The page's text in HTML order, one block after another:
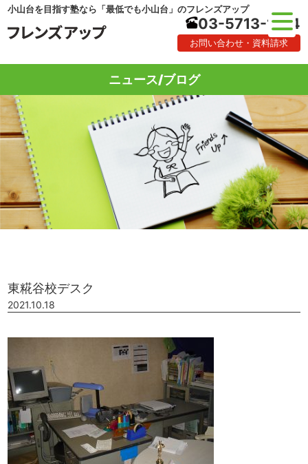
小山台を目指す塾なら「最低でも小山台」のフレンズアップ
03-5713-1184
お問い合わせ・資料請求
ニュース/ブログ
東糀谷校デスク
2021.10.18